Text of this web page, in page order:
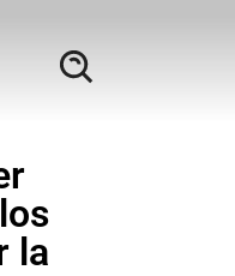
la